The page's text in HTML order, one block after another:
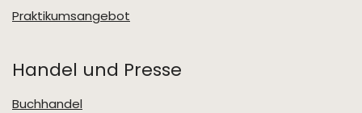
Praktikumsangebot
Handel und Presse
Buchhandel